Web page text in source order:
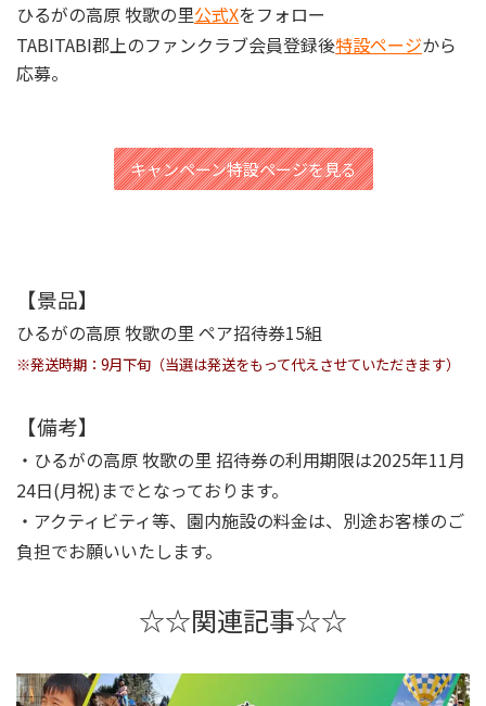
ひるがの高原 牧歌の里公式Xをフォロー
TABITABI郡上のファンクラブ会員登録後特設ページから
応募。
キャンペーン特設ページを見る
【景品】
ひるがの高原 牧歌の里 ペア招待券15組
※発送時期：9月下旬（当選は発送をもって代えさせていただきます）
【備考】
・ひるがの高原 牧歌の里 招待券の利用期限は2025年11月
24日(月祝)までとなっております。
・アクティビティ等、園内施設の料金は、別途お客様のご
負担でお願いいたします。
☆☆関連記事☆☆